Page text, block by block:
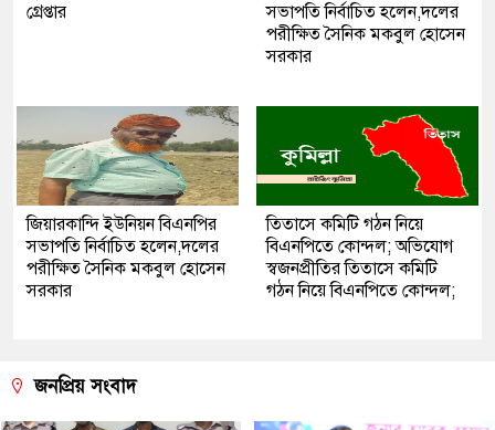
গ্রেপ্তার
সভাপতি নির্বাচিত হলেন,দলের
পরীক্ষিত সৈনিক মকবুল হোসেন
সরকার
জিয়ারকান্দি ইউনিয়ন বিএনপির
সভাপতি নির্বাচিত হলেন,দলের
পরীক্ষিত সৈনিক মকবুল হোসেন
সরকার
তিতাসে কমিটি গঠন নিয়ে
বিএনপিতে কোন্দল; অভিযোগ
স্বজনপ্রীতির তিতাসে কমিটি
গঠন নিয়ে বিএনপিতে কোন্দল;
জনপ্রিয় সংবাদ